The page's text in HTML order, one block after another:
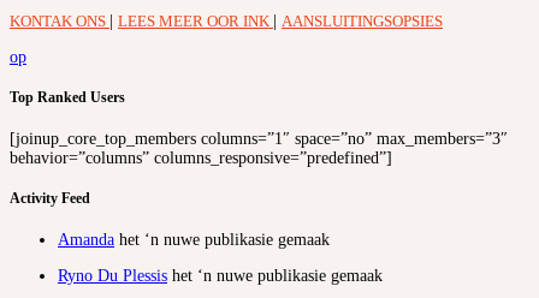
KONTAK ONS LEES MEER OOR INK
AANSLUITINGSOPSIES
op
Top Ranked Users
[joinup_core_top_members columns=”1″ space=”no” max_members=”3″
behavior=”columns” columns_responsive=”predefined”]
Activity Feed
Amanda het ‘n nuwe publikasie gemaak
Ryno Du Plessis het ‘n nuwe publikasie gemaak